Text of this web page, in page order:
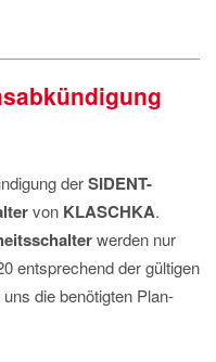
derSIDENT-
von KLASCHKA.
werden nur
entsprechend der gültigen
die benötigten Plan-